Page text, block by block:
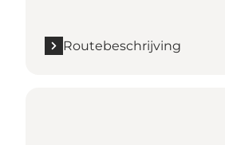
Routebeschrijving